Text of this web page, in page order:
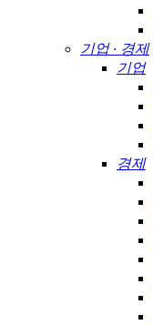
기업 · 경제
기업
경제